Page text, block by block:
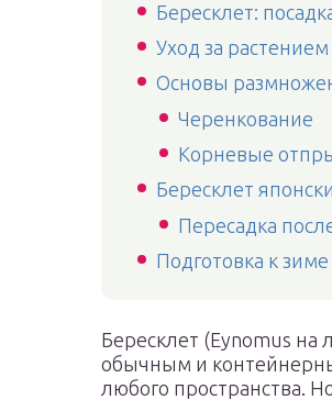
Бересклет:
Уход за растением
Основы
Черенкование
Корневые
Бересклет
Пересадка
Подготовка к зиме
Бересклет (Eynomus
обычным и
любого пространства.